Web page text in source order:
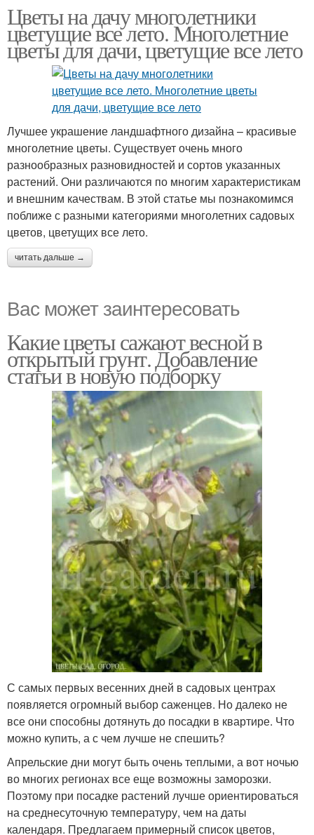
Цветы на дачу многолетники
цветущие все лето. Многолетние
цветы для дачи, цветущие все лето
Лучшее украшение ландшафтного дизайна – красивые
многолетние цветы. Существует очень много
разнообразных разновидностей и сортов указанных
растений. Они различаются по многим характеристикам
и внешним качествам. В этой статье мы познакомимся
поближе с разными категориями многолетних садовых
цветов, цветущих все лето.
читать дальше →
Вас может заинтересовать
Какие цветы сажают весной в
открытый грунт. Добавление
статьи в новую подборку
С самых первых весенних дней в садовых центрах
появляется огромный выбор саженцев. Но далеко не
все они способны дотянуть до посадки в квартире. Что
можно купить, а с чем лучше не спешить?
Апрельские дни могут быть очень теплыми, а вот ночью
во многих регионах все еще возможны заморозки.
Поэтому при посадке растений лучше ориентироваться
на среднесуточную температуру, чем на даты
календаря. Предлагаем примерный список цветов,